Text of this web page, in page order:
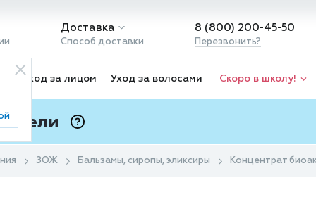
Доставка
Способ доставки
8 (800) 200-45-50
Перезвонить?
Уход за лицом Уход за волосами Скоро в школу!
ЗОЖ Бальзамы, сиропы, эликсиры Концентрат